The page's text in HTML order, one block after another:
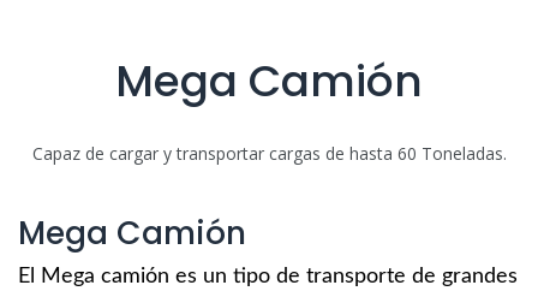
Mega Camión
Capaz de cargar y transportar cargas de hasta 60 Toneladas.
Mega Camión
El Mega camión es un tipo de transporte de grandes